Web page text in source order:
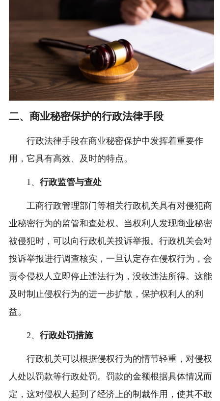
二、商业秘密保护的行政法律手段
行政法律手段在商业秘密保护中发挥着重要作
用，它具有高效、及时的特点。
1、 行政监管与查处
工商行政管理部门等相关行政机关具有对侵犯商
业秘密行为的监管和查处权。当权利人发现商业秘密
被侵犯时，可以向行政机关投诉举报。行政机关会对
投诉举报进行调查核实，一旦认定存在侵权行为，会
责令侵权人立即停止违法行为，没收违法所得。这能
及时制止侵权行为的进一步扩散，保护权利人的利
益。
2、 行政处罚措施
行政机关可以根据侵权行为的情节轻重，对侵权
人处以罚款等行政处罚。罚款的金额根据具体情况而
定，这对侵权人起到了经济上的制裁作用，使其不敢